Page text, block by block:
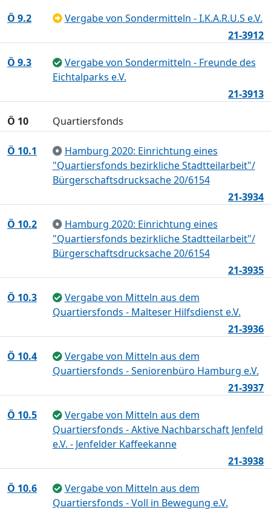
Ö 9.2
Vergabe von Sondermitteln - I.K.A.R.U.S e.V.
21-3912
Ö 9.3
Vergabe von Sondermitteln - Freunde des
Eichtalparks e.V.
21-3913
Ö 10 Quartiersfonds
Ö 10.1
Hamburg 2020: Einrichtung eines
"Quartiersfonds bezirkliche Stadtteilarbeit"/
Bürgerschaftsdrucksache 20/6154
21-3934
Ö 10.2
Hamburg 2020: Einrichtung eines
"Quartiersfonds bezirkliche Stadtteilarbeit"/
Bürgerschaftsdrucksache 20/6154
21-3935
Ö 10.3
Vergabe von Mitteln aus dem
Quartiersfonds - Malteser Hilfsdienst e.V.
21-3936
Ö 10.4
Vergabe von Mitteln aus dem
Quartiersfonds - Seniorenbüro Hamburg e.V.
21-3937
Ö 10.5
Vergabe von Mitteln aus dem
Quartiersfonds - Aktive Nachbarschaft Jenfeld
e.V. - Jenfelder Kaffeekanne
21-3938
Ö 10.6
Vergabe von Mitteln aus dem
Quartiersfonds - Voll in Bewegung e.V.